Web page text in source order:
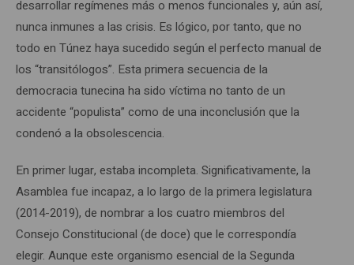
desarrollar regímenes más o menos funcionales y, aún así,
nunca inmunes a las crisis. Es lógico, por tanto, que no
todo en Túnez haya sucedido según el perfecto manual de
los “transitólogos”. Esta primera secuencia de la
democracia tunecina ha sido víctima no tanto de un
accidente “populista” como de una inconclusión que la
condenó a la obsolescencia.
En primer lugar, estaba incompleta. Significativamente, la
Asamblea fue incapaz, a lo largo de la primera legislatura
(2014-2019), de nombrar a los cuatro miembros del
Consejo Constitucional (de doce) que le correspondía
elegir. Aunque este organismo esencial de la Segunda